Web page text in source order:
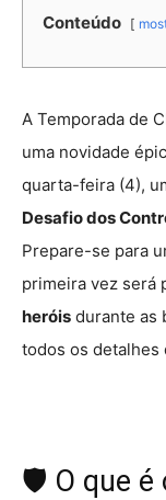
Conteúdo
A Temporada de
uma novidade
quarta-feira (4),
Desafio dos
Prepare-se para
primeira vez será
heróis durante as
todos os detalhes
🛡️ O que é